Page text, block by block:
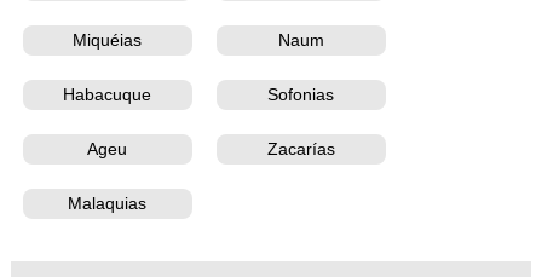
Miquéias Naum
Habacuque Sofonias
Ageu Zacarías
Malaquias